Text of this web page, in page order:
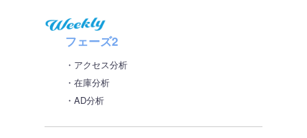
フェーズ2
・アクセス分析
・在庫分析
・AD分析